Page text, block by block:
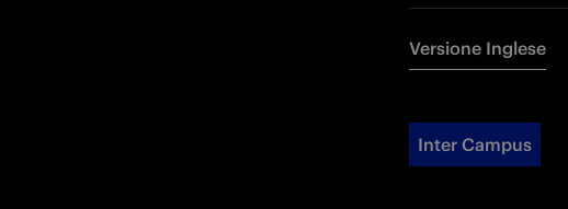
Versione Inglese
Inter Campus